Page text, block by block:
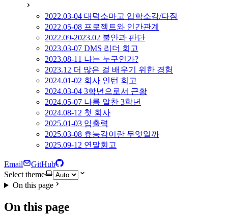
2022.03-04 대덕소마고 입학소감/다짐
2022.05-08 프로젝트와 인간관계
2022.09-2023.02 불안과 판단
2023.03-07 DMS 리더 회고
2023.08-11 나는 누구인가?
2023.12 더 많은 걸 배우기 위한 경험
2024.01-02 회사 인턴 회고
2024.03-04 3학년으로서 근황
2024.05-07 나름 알찬 3학년
2024.08-12 첫 회사
2025.01-03 입출력
2025.03-08 효능감이란 무엇일까
2025.09-12 연말회고
Email
GitHub
Select theme
On this page
On this page